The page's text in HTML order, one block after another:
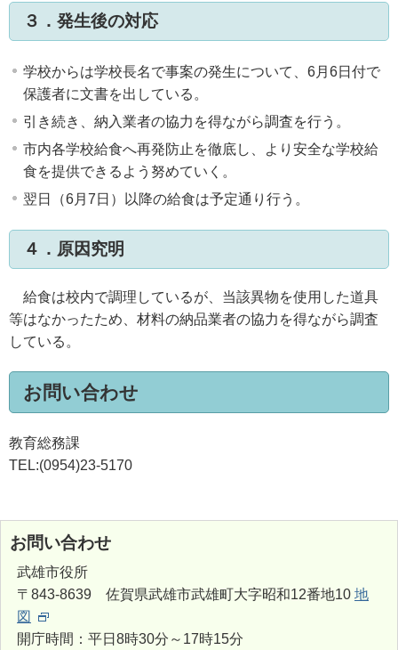
３．発生後の対応
学校からは学校長名で事案の発生について、6月6日付で
保護者に文書を出している。
引き続き、納入業者の協力を得ながら調査を行う。
市内各学校給食へ再発防止を徹底し、より安全な学校給
食を提供できるよう努めていく。
翌日（6月7日）以降の給食は予定通り行う。
４．原因究明
給食は校内で調理しているが、当該異物を使用した道具
等はなかったため、材料の納品業者の協力を得ながら調査
している。
お問い合わせ
教育総務課
TEL:(0954)23-5170
お問い合わせ
武雄市役所
〒843-8639 佐賀県武雄市武雄町大字昭和12番地10 地
図
開庁時間：平日8時30分～17時15分